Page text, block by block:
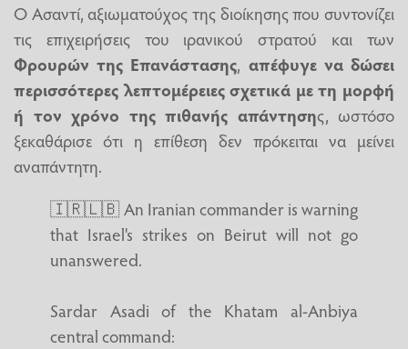
Ο Ασαντί, αξιωματούχος της διοίκησης που συντονίζει
τις επιχειρήσεις του ιρανικού στρατού και των
Φρουρών της Επανάστασης, απέφυγε να δώσει
περισσότερες λεπτομέρειες σχετικά με τη μορφή
ή τον χρόνο της πιθανής απάντησης, ωστόσο
ξεκαθάρισε ότι η επίθεση δεν πρόκειται να μείνει
αναπάντητη.
🇮🇷🇱🇧 An Iranian commander is warning
that Israel's strikes on Beirut will not go
unanswered.
Sardar Asadi of the Khatam al-Anbiya
central command: